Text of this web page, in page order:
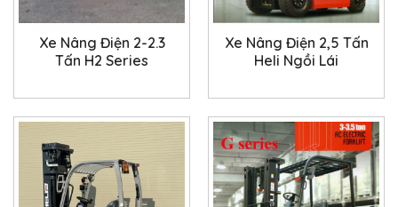
Xe Nâng Điện 2-2.3
Tấn H2 Series
Xe Nâng Điện 2,5 Tấn
Heli Ngồi Lái